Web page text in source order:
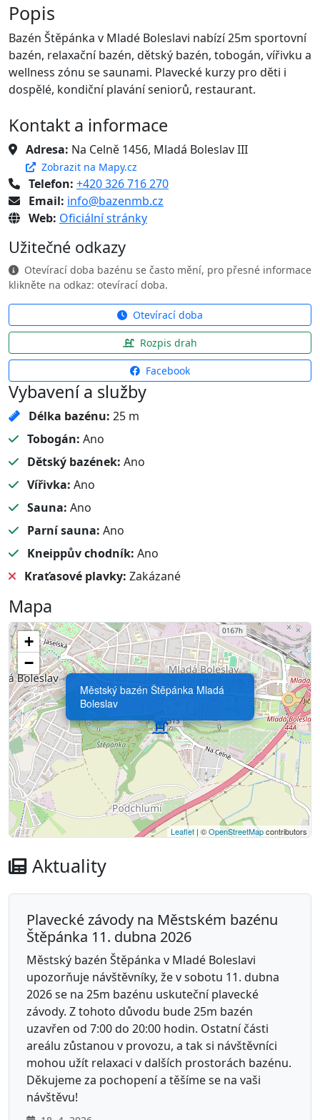
Popis
Bazén Štěpánka v Mladé Boleslavi nabízí 25m sportovní
bazén, relaxační bazén, dětský bazén, tobogán, vířivku a
wellness zónu se saunami. Plavecké kurzy pro děti i
dospělé, kondiční plavání seniorů, restaurant.
Kontakt a informace
Adresa: Na Celně 1456, Mladá Boleslav III
Zobrazit na Mapy.cz
Telefon: +420 326 716 270
Email: info@bazenmb.cz
Web: Oficiální stránky
Užitečné odkazy
Otevírací doba bazénu se často mění, pro přesné informace
klikněte na odkaz: otevírací doba.
Otevírací doba
Rozpis drah
Facebook
Vybavení a služby
Délka bazénu: 25 m
Tobogán: Ano
Dětský bazének: Ano
Vířivka: Ano
Sauna: Ano
Parní sauna: Ano
Kneippův chodník: Ano
Kraťasové plavky: Zakázané
Mapa
Městský bazén Štěpánka Mladá
Boleslav
+
−
Leaflet | ©OpenStreetMapcontributors
Aktuality
Plavecké závody na Městském bazénu
Štěpánka 11. dubna 2026
Městský bazén Štěpánka v Mladé Boleslavi
upozorňuje návštěvníky, že v sobotu 11. dubna
2026 se na 25m bazénu uskuteční plavecké
závody. Z tohoto důvodu bude 25m bazén
uzavřen od 7:00 do 20:00 hodin. Ostatní části
areálu zůstanou v provozu, a tak si návštěvníci
mohou užít relaxaci v dalších prostorách bazénu.
Děkujeme za pochopení a těšíme se na vaši
návštěvu!